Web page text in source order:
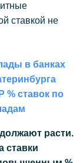
ставкой не
в банках
% ставок по
расти.
ставки